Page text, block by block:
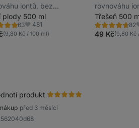
iontů, bez
cukru, slazeno
glykosidy ze stévie
plody 500 ml
63Oblíbené
481
(9,80 Kč / 100 ml)
rovnováhu
rafinovaného
steviol-
Třešeň 500
82
Hodnocení
4.7/5,
82
49 Kč(9,80 Kč
produkt
před 3 měsíci